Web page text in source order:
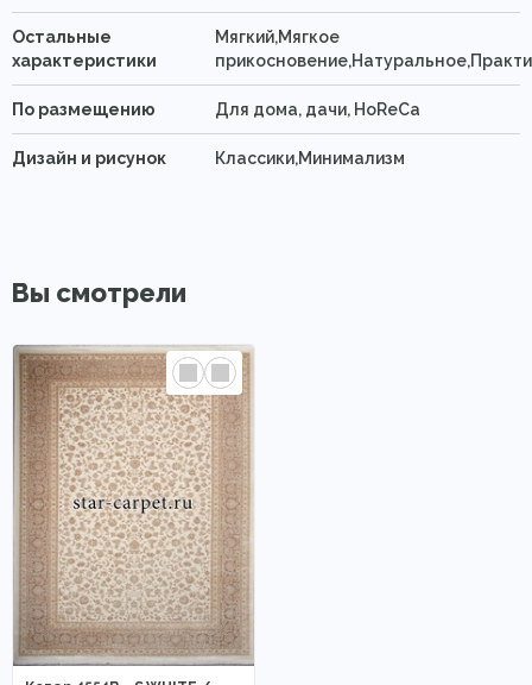
Остальные
характеристики
Мягкий,Мягкое
По размещению Для дома, дачи, HoReCa
Дизайн и рисунок Классики,Минимализм
Вы смотрели